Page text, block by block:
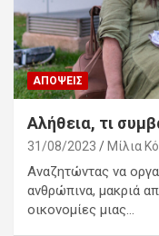
ΑΠΌΨΕΙΣ
Αλήθεια, τι
31/08/2023 Μίλια
Αναζητώντας να
ανθρώπινα, μακριά
οικονομίες μιας…